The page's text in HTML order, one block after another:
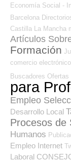
Economía Social -
Barcelona
Castilla La Mancha
Artículos
Formación
comercio electrónico
Buscadores Ofertas
para
Empleo
Desarrollo Local
Procesos de
Humanos
Empleo Internet
Laboral